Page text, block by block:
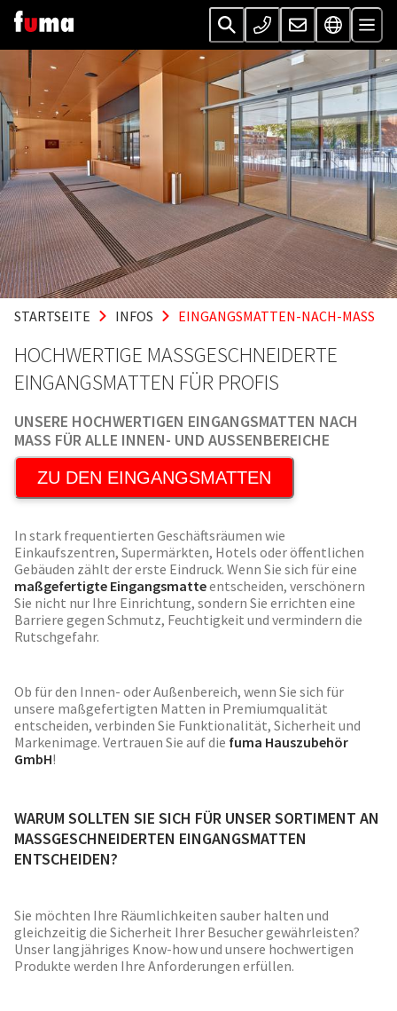
STARTSEITE INFOS EINGANGSMATTEN-NACH-MASS
HOCHWERTIGE MASSGESCHNEIDERTE
EINGANGSMATTEN FÜR PROFIS
UNSERE HOCHWERTIGEN EINGANGSMATTEN NACH
MASS FÜR ALLE INNEN- UND AUSSENBEREICHE
ZU DEN EINGANGSMATTEN
In stark frequentierten Geschäftsräumen wie
Einkaufszentren, Supermärkten, Hotels oder öffentlichen
Gebäuden zählt der erste Eindruck. Wenn Sie sich für eine
maßgefertigte Eingangsmatteentscheiden, verschönern
Sie nicht nur Ihre Einrichtung, sondern Sie errichten eine
Barriere gegen Schmutz, Feuchtigkeit und vermindern die
Rutschgefahr.
Ob für den Innen- oder Außenbereich, wenn Sie sich für
unsere maßgefertigten Matten in Premiumqualität
entscheiden, verbinden Sie Funktionalität, Sicherheit und
Markenimage. Vertrauen Sie auf die fuma Hauszubehör
GmbH!
WARUM SOLLTEN SIE SICH FÜR UNSER SORTIMENT AN
MASSGESCHNEIDERTEN EINGANGSMATTEN
ENTSCHEIDEN?
Sie möchten Ihre Räumlichkeiten sauber halten und
gleichzeitig die Sicherheit Ihrer Besucher gewährleisten?
Unser langjähriges Know-how und unsere hochwertigen
Produkte werden Ihre Anforderungen erfüllen.